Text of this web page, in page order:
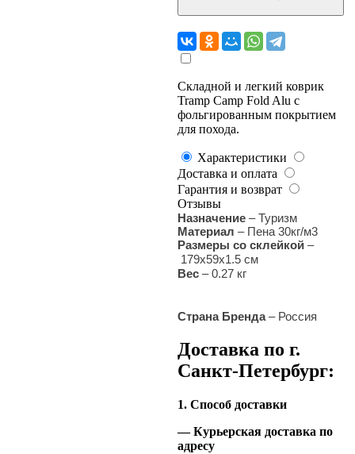
Складной и легкий коврик
Tramp Camp Fold Alu с
фольгированным покрытием
для похода.
Характеристики
Доставка и оплата
Гарантия и возврат
Отзывы
Назначение –Туризм
Материал – Пена 30кг/м3
Размеры со склейкой –
179х59х1.5 см
Вес – 0.27 кг
Страна Бренда– Россия
Доставка по г.
Санкт-Петербург:
1. Способ доставки
— Курьерская доставка по
адресу